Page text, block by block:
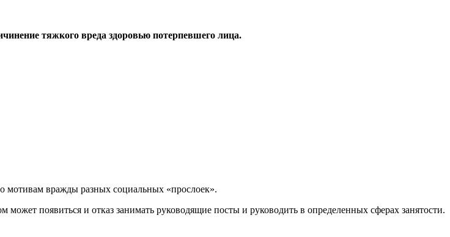
тяжкого вреда здоровью потерпевшего лица.
мотивам вражды разных социальных «прослоек».
появиться и отказ занимать руководящие посты и руководить в определенных сферах занятости.